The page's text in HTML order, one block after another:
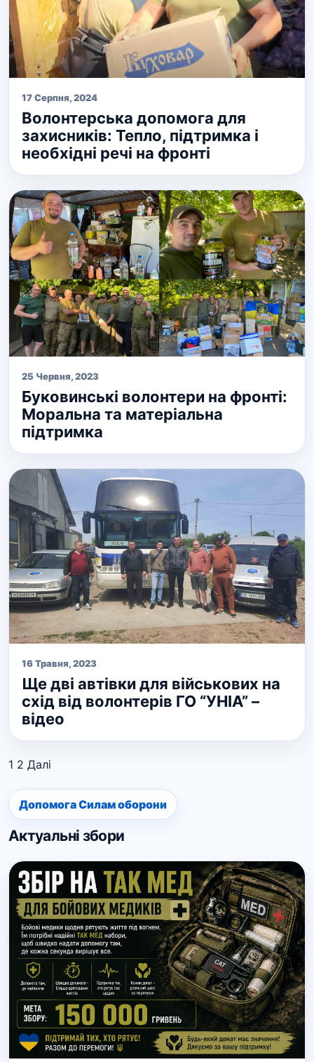
17 Серпня, 2024
Волонтерська допомога для
захисників: Тепло, підтримка і
необхідні речі на фронті
25 Червня, 2023
Буковинські волонтери на фронті:
Моральна та матеріальна
підтримка
16 Травня, 2023
Ще дві автівки для військових на
схід від волонтерів ГО “УНІА” –
відео
1 2 Далі
Допомога Силам оборони
Актуальні збори